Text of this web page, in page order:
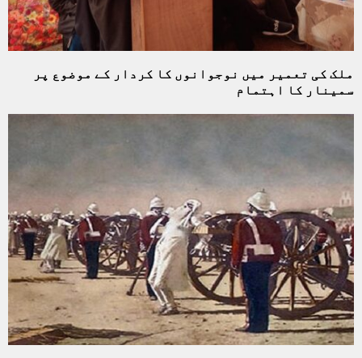
ملک کی تعمیر میں نوجوانوں کا کردار کے موضوع پر
سمینار کا اہتمام